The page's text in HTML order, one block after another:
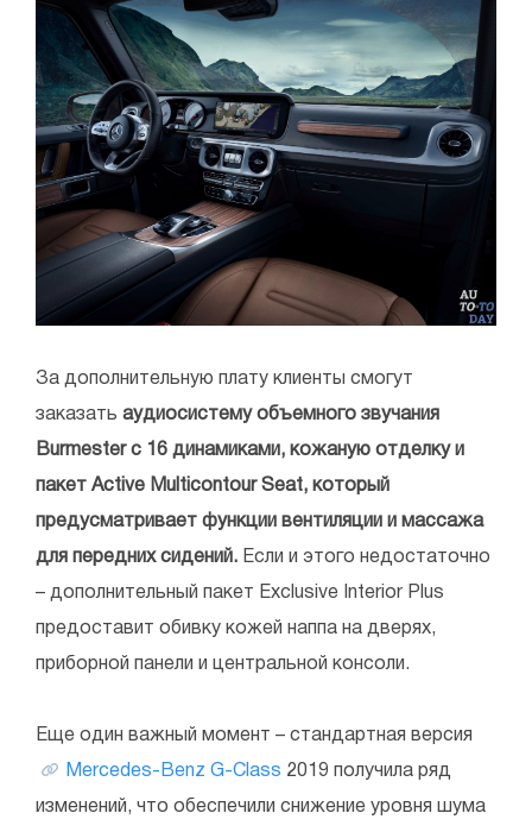
За дополнительную плату клиенты смогут
заказать аудиосистему объемного звучания
Burmester с 16 динамиками, кожаную отделку и
пакет Active Multicontour Seat, который
предусматривает функции вентиляции и массажа
для передних сидений. Если и этого недостаточно
– дополнительный пакет Exclusive Interior Plus
предоставит обивку кожей наппа на дверях,
приборной панели и центральной консоли.
Еще один важный момент – стандартная версия
Mercedes-Benz G-Class 2019 получила ряд
изменений, что обеспечили снижение уровня шума